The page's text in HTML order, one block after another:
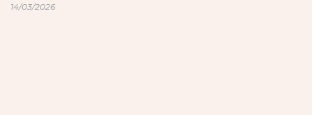
14/03/2026